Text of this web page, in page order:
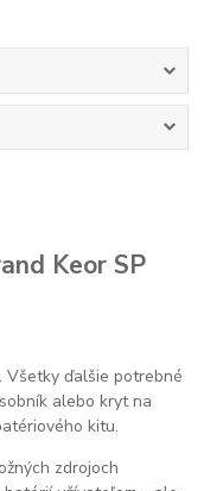
Keor SP
Všetky ďalšie potrebné
alebo kryt na
kitu.
zdrojoch